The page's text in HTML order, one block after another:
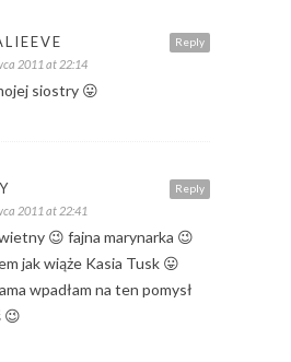
Reply
2011 at 22:14
siostry 😛
Reply
2011 at 22:41
😉 fajna marynarka 😉
jak wiąże Kasia Tusk 😛
wpadłam na ten pomysł
😉